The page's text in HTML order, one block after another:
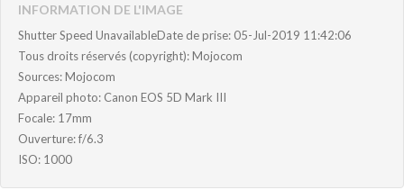
INFORMATION DE L'IMAGE
Shutter Speed UnavailableDate de prise: 05-Jul-2019 11:42:06
Tous droits réservés (copyright): Mojocom
Sources: Mojocom
Appareil photo: Canon EOS 5D Mark III
Focale: 17mm
Ouverture: f/6.3
ISO: 1000